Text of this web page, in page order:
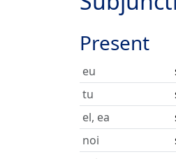
Present
eu
tu
el, ea
noi